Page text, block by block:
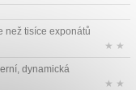
než tisíce exponátů
★ ★
dynamická
★ ★